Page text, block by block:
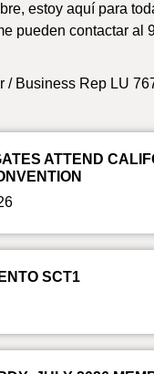
estoy aquí para
pueden contactar al
/ Business Rep LU
ATTEND
SCT1